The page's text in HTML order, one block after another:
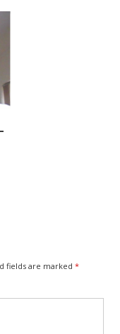
fields are marked *